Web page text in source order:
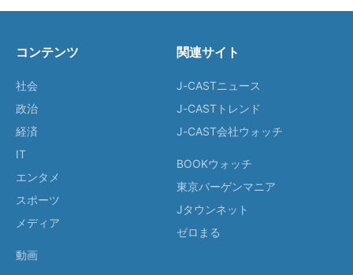
コンテンツ
社会
政治
経済
IT
エンタメ
スポーツ
メディア
動画
関連サイト
J-CASTニュース
J-CASTトレンド
J-CAST会社ウォッチ
BOOKウォッチ
東京バーゲンマニア
Jタウンネット
ゼロまる